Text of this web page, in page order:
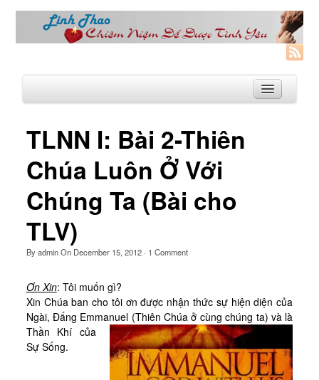
Linh Thao
Linh Thao là gì?
Linhthao.org
Bạn Đường Linh Thao
Khoá Linh Thao
Kinh Nghiệm
Hình Ảnh
TLNN I: Bài 2-Thiên
Chúa Luôn Ở Với
Chúng Ta (Bài cho
TLV)
ByadminOn December 15, 2012· 1 Comment
Ơn Xin: Tôi muốn gì?
Xin Chúa ban cho tôi ơn được nhận thức sự hiện diện của
Ngài, Đấng Emmanuel (Thiên Chúa ở cùng chúng ta) và là
Thần Khí của
Sự Sống.